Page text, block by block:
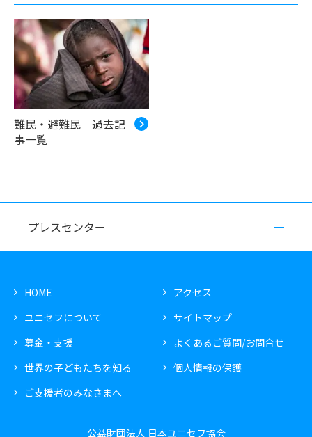
難民・避難民 過去記
事一覧
プレスセンター
HOME
ユニセフについて
募金・支援
世界の子どもたちを知る
ご支援者のみなさまへ
アクセス
サイトマップ
よくあるご質問/お問合せ
個人情報の保護
公益財団法人 日本ユニセフ協会